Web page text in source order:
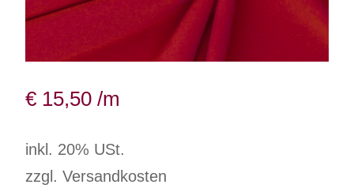
€ 15,50 /m
inkl. 20% USt.
zzgl. Versandkosten